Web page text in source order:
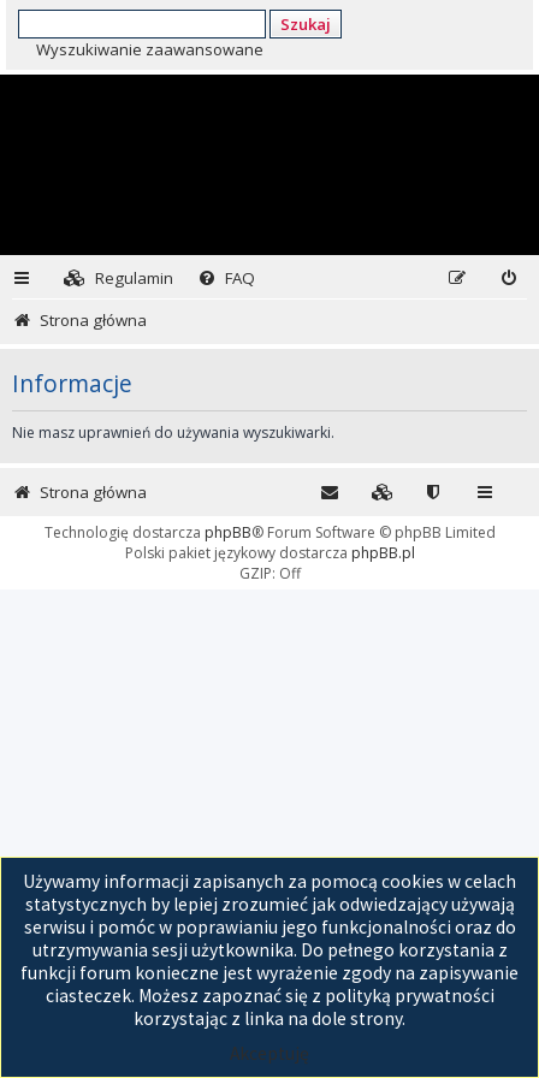
Szukaj
Wyszukiwanie zaawansowane
Regulamin
FAQ
Strona główna
Informacje
Nie masz uprawnień do używania wyszukiwarki.
Używamy informacji zapisanych za pomocą cookies w celach
statystycznych by lepiej zrozumieć jak odwiedzający używają
serwisu i pomóc w poprawianiu jego funkcjonalności oraz do
utrzymywania sesji użytkownika. Do pełnego korzystania z
funkcji forum konieczne jest wyrażenie zgody na zapisywanie
ciasteczek. Możesz zapoznać się z polityką prywatności
korzystając z linka na dole strony.
Akceptuję
Strona główna
Technologię dostarcza phpBB® Forum Software © phpBB Limited
Polski pakiet językowy dostarcza phpBB.pl
GZIP: Off